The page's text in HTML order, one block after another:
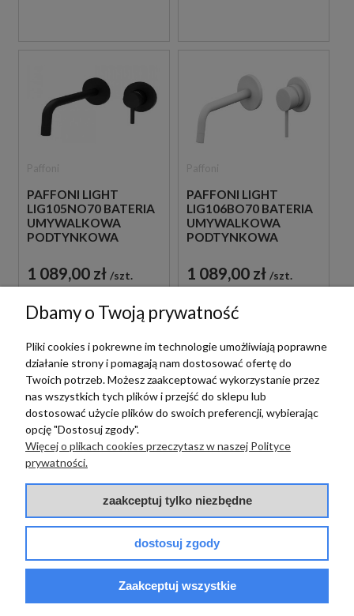
PAFFONI LIGHT
LIG105NO70 BATERIA
UMYWALKOWA
PODTYNKOWA
CZARNA
1 089,00 zł szt.
PAFFONI LIGHT
LIG106BO70 BATERIA
UMYWALKOWA
PODTYNKOWA
BIAŁA
1 089,00 zł szt.
LIG131BO BATERIA
BIDETOWA STOJĄCA
PAFFONI LIGHT
LIG105BO70 BATERIA
UMYWALKOWA
PODTYNKOWA
JEDNOUCHWYTOWA
BIAŁA
1 089,00 zł
Dbamy o Twoją prywatność
Pliki cookies i pokrewne im technologie umożliwiają poprawne
działanie strony i pomagają nam dostosować ofertę do
Twoich potrzeb. Możesz zaakceptować wykorzystanie przez
nas wszystkich tych plików i przejść do sklepu lub
dostosować użycie plików do swoich preferencji, wybierając
opcję "Dostosuj zgody".
Więcej o plikach cookies przeczytasz w naszej Polityce
prywatności.
zaakceptuj tylko niezbędne
dostosuj zgody
Zaakceptuj wszystkie